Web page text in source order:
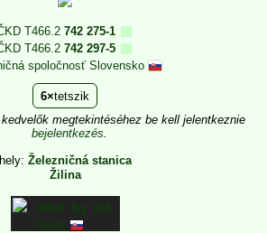
T466.2 742 275-1
T466.2 742 297-5
spoločnosť Slovensko
6 tetszik
megtekintéséhez be kell jelentkeznie
bejelentkezés.
hely: Železničná stanica
Žilina
mhd_by_mk
Martin